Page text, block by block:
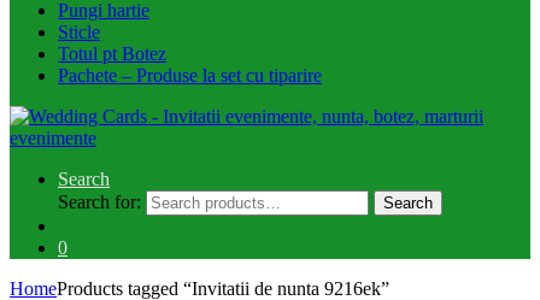
Pungi hartie
Sticle
Totul pt Botez
Pachete – Produse la set cu tiparire
Search
Search for:
Search
0
HomeProducts tagged “Invitatii de nunta 9216ek”